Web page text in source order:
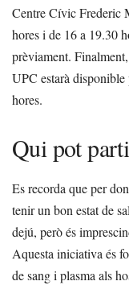
Centre Cívic Frederic
hores i de 16 a 19.30
prèviament.
UPC estarà
hores.
Qui pot
Es recorda que per
tenir un bon estat de
dejú, però és
Aquesta iniciativa és
de sang i plasma als